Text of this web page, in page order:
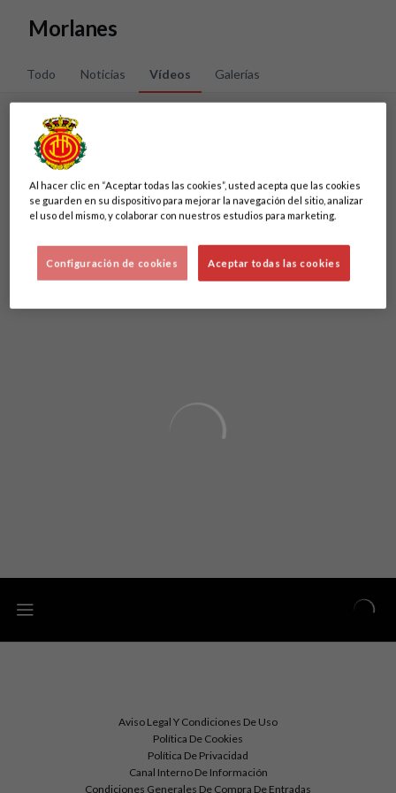
Morlanes
Todo Noticias Vídeos Galerías
Lo sentimos, no hemos encontrado nada.
Intenta otra búsqueda.
Aviso Legal Y Condiciones De Uso
Política De Cookies
Política De Privacidad
Canal Interno De Información
Condiciones Generales De Compra De Entradas
Al hacer clic en “Aceptar todas las cookies”, usted acepta que las cookies
se guarden en su dispositivo para mejorar la navegación del sitio, analizar
el uso del mismo, y colaborar con nuestros estudios para marketing.
Aceptar todas las cookies
Configuración de cookies